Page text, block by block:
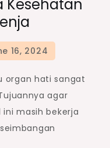
Kesehatan
organ hati sangat
agar
masih bekerja